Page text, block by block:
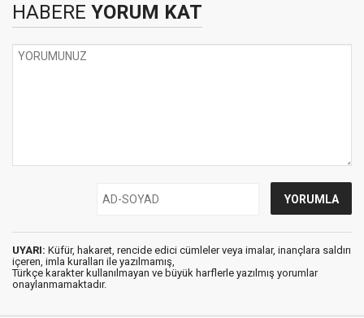
HABERE YORUM KAT
UYARI: Küfür, hakaret, rencide edici cümleler veya imalar, inançlara saldırı
içeren, imla kuralları ile yazılmamış,
Türkçe karakter kullanılmayan ve büyük harflerle yazılmış yorumlar
onaylanmamaktadır.